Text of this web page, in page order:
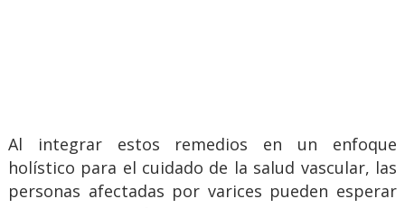
Al integrar estos remedios en un enfoque
holístico para el cuidado de la salud vascular, las
personas afectadas por varices pueden esperar